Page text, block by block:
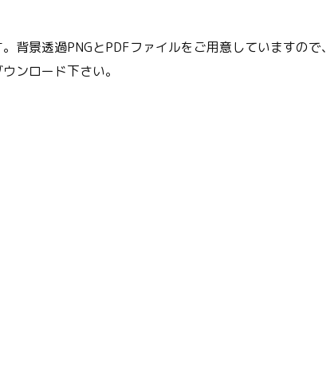
背景透過PNGとPDFファイルをご用意していますので、
ンロード下さい。